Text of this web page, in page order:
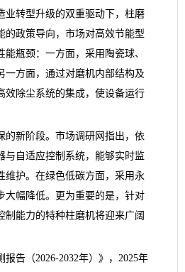
业转型升级的双重驱动下，柱磨
的政策导向，市场对高效节能型
瓶颈：一方面，采用陶瓷球、
一方面，通过对磨机内部结构及
效除尘系统的集成，使设备运行
新阶段。 市场调研网 指出，依
与自适应控制系统，能够实时监
维护。在绿色低碳方面，采用永
大幅降低。更为重要的是，针对
能力的特种柱磨机将迎来广阔
告（2026-2032年） 》，2025年